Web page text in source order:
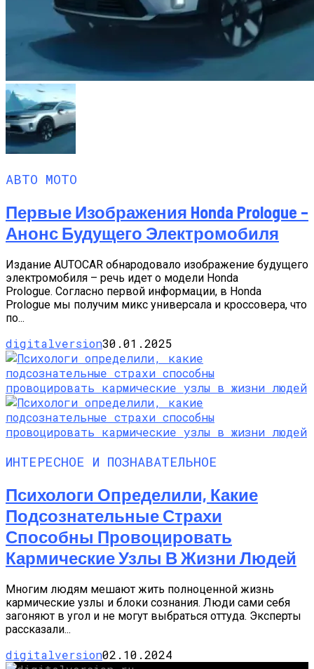
АВТО МОТО
Первые Изображения Honda Prologue –
Анонс Будущего Электромобиля
Издание AUTOCAR обнародовало изображение будущего
электромобиля – речь идет о модели Honda
Prologue. Согласно первой информации, в Honda
Prologue мы получим микс универсала и кроссовера, что
по...
digitalversion30.01.2025
ИНТЕРЕСНОЕ И ПОЗНАВАТЕЛЬНОЕ
Психологи Определили, Какие
Подсознательные Страхи
Способны Провоцировать
Кармические Узлы В Жизни Людей
Многим людям мешают жить полноценной жизнь
кармические узлы и блоки сознания. Люди сами себя
загоняют в угол и не могут выбраться оттуда. Эксперты
рассказали...
digitalversion02.10.2024